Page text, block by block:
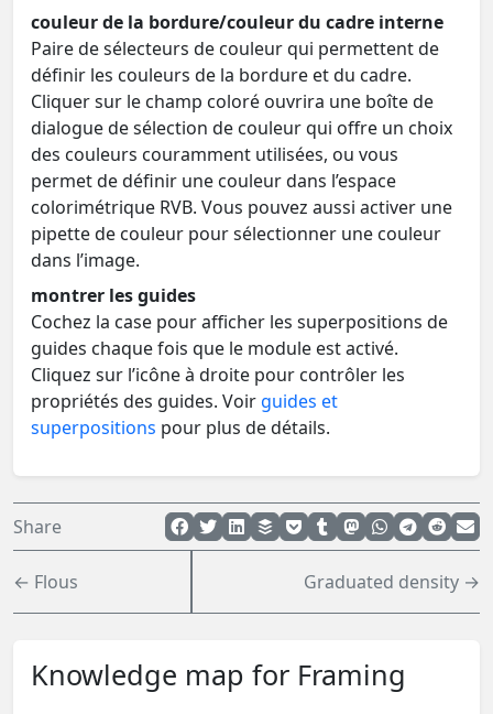
couleur de la bordure/couleur du cadre interne
Paire de sélecteurs de couleur qui permettent de
définir les couleurs de la bordure et du cadre.
Cliquer sur le champ coloré ouvrira une boîte de
dialogue de sélection de couleur qui offre un choix
des couleurs couramment utilisées, ou vous
permet de définir une couleur dans l’espace
colorimétrique RVB. Vous pouvez aussi activer une
pipette de couleur pour sélectionner une couleur
dans l’image.
montrer les guides
Cochez la case pour afficher les superpositions de
guides chaque fois que le module est activé.
Cliquez sur l’icône à droite pour contrôler les
propriétés des guides. Voir guides et
superpositions pour plus de détails.
Share
← Flous Graduated density →
Knowledge map for Framing